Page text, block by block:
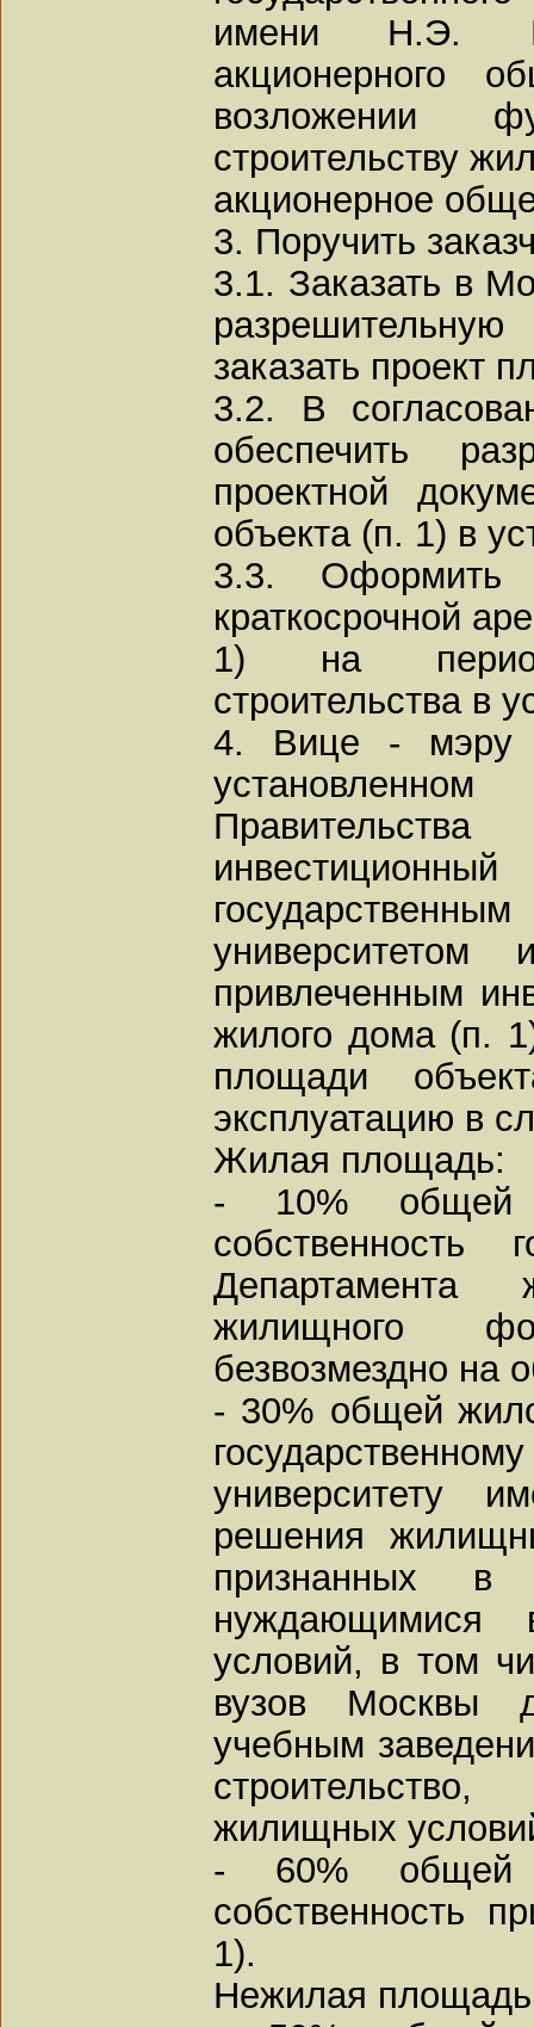
имени Н.Э.
акционерного
возложении
строительству
акционерное
3. Поручить
3.1. Заказать в
заказать проект
3.2. В
обеспечить
проектной
объекта (п. 1) в
3.3. Оформить
краткосрочной
1) на
строительства в
4. Вице - мэру
привлеченным
жилого дома (п.
площади
эксплуатацию в
Жилая площадь:
- 10%
жилищного
безвозмездно на
- 30% общей
университету
решения
признанных в
нуждающимися
условий, в том
вузов Москвы
учебным
жилищных
- 60%
собственность
1).
Нежилая